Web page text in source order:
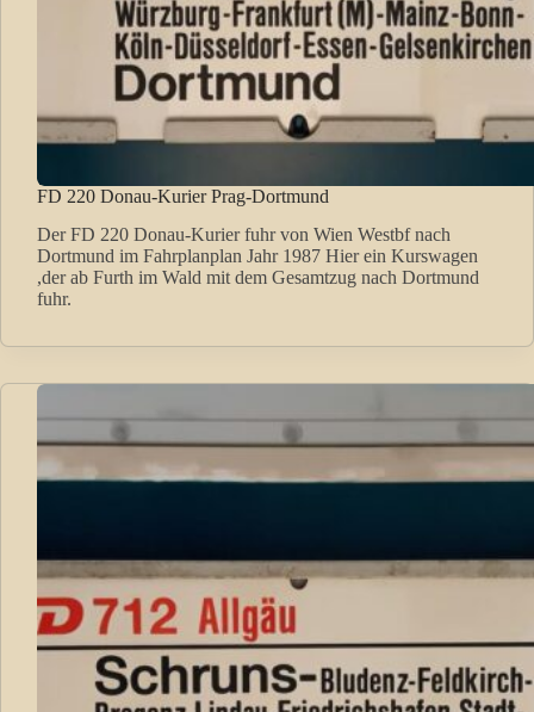
FD 220 Donau-Kurier Prag-Dortmund
Der FD 220 Donau-Kurier fuhr von Wien Westbf nach
Dortmund im Fahrplanplan Jahr 1987 Hier ein Kurswagen
,der ab Furth im Wald mit dem Gesamtzug nach Dortmund
fuhr.